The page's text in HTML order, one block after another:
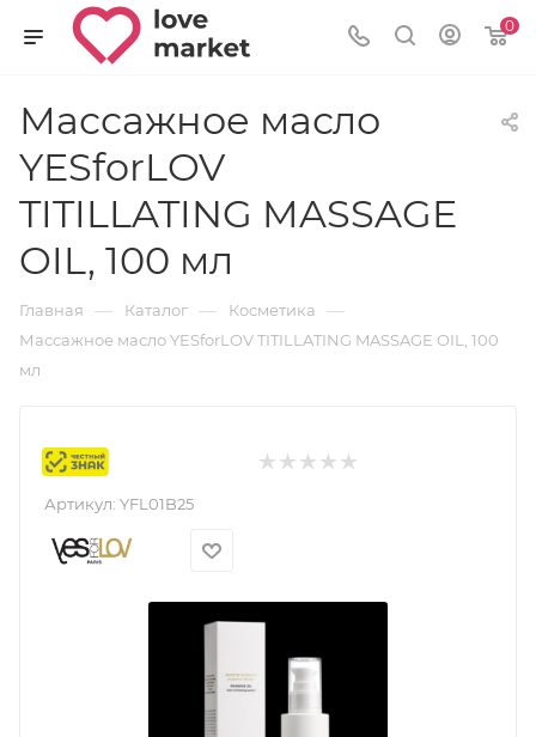
0
Массажное масло
YESforLOV
TITILLATING MASSAGE
OIL, 100 мл
Главная — Каталог — Косметика —
Массажное масло YESforLOV TITILLATING MASSAGE OIL, 100
мл
Маркировка
Артикул: YFL01B25